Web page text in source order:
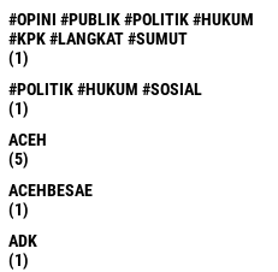
#OPINI #PUBLIK #POLITIK #HUKUM
#KPK #LANGKAT #SUMUT
(1)
#POLITIK #HUKUM #SOSIAL
(1)
ACEH
(5)
ACEHBESAE
(1)
ADK
(1)